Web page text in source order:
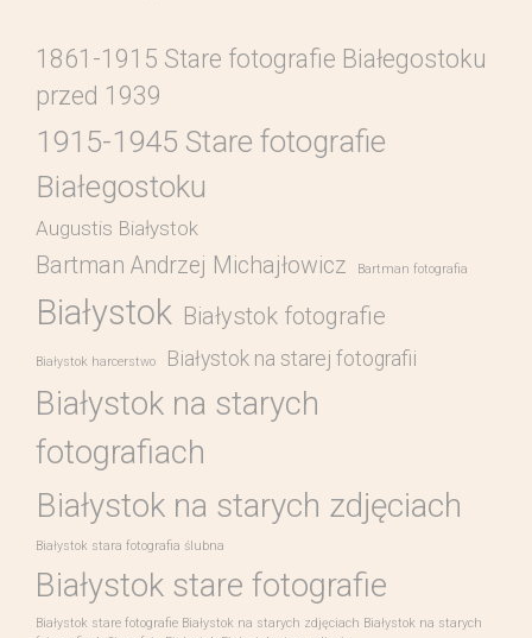
1861-1915 Stare fotografie Białegostoku
przed 1939
1915-1945 Stare fotografie
Białegostoku
Augustis Białystok
Bartman Andrzej Michajłowicz Bartman fotografia
Białystok Białystok fotografie
Białystok harcerstwo Białystok na starej fotografii
Białystok na starych
fotografiach
Białystok na starych zdjęciach
Białystok stara fotografia ślubna
Białystok stare fotografie
Białystok stare fotografie Białystok na starych zdjęciach Białystok na starych